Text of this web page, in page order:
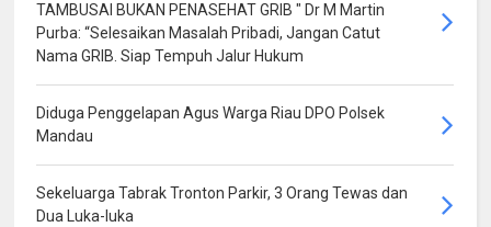
TAMBUSAI BUKAN PENASEHAT GRIB " Dr M Martin
Purba: “Selesaikan Masalah Pribadi, Jangan Catut
Nama GRIB. Siap Tempuh Jalur Hukum
Diduga Penggelapan Agus Warga Riau DPO Polsek
Mandau
Sekeluarga Tabrak Tronton Parkir, 3 Orang Tewas dan
Dua Luka-luka